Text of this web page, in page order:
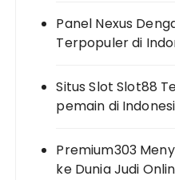
Panel Nexus
Terpopuler di
Situs Slot Slot88
pemain di
Premium303
ke Dunia Judi